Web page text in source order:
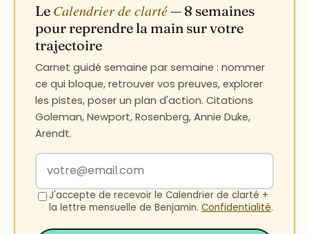
Le Calendrier de clarté— 8 semaines
pour reprendre la main sur votre
trajectoire
Carnet guidé semaine par semaine : nommer
ce qui bloque, retrouver vos preuves, explorer
les pistes, poser un plan d'action. Citations
Goleman, Newport, Rosenberg, Annie Duke,
Arendt.
Votre adresse email
J'accepte de recevoir le Calendrier de clarté +
la lettre mensuelle de Benjamin. Confidentialité.